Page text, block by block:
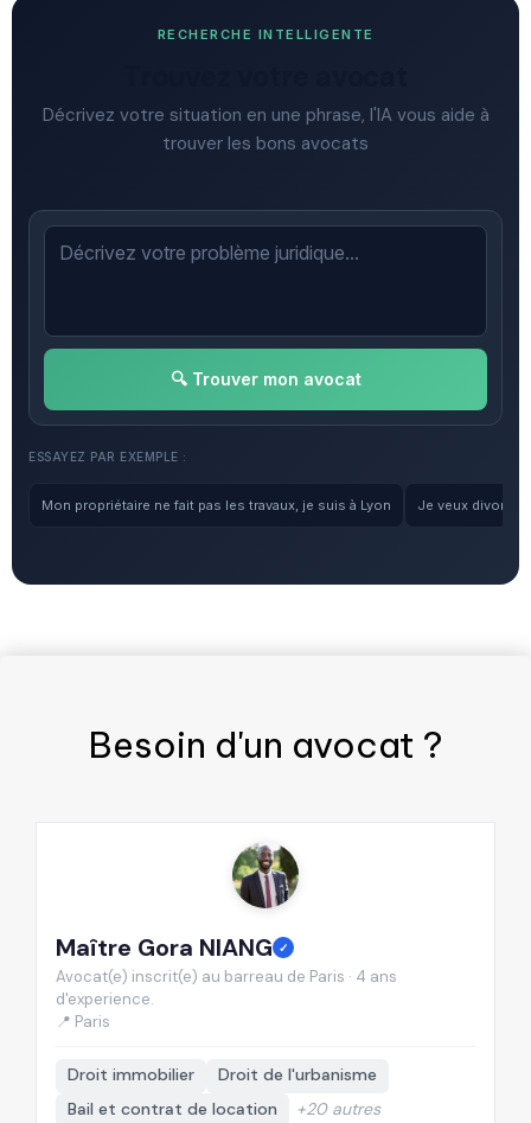
RECHERCHE INTELLIGENTE
Décrivez votre situation en une phrase, l'IA vous aide à
trouver les bons avocats
🔍 Trouver mon avocat
ESSAYEZ PAR EXEMPLE :
Mon propriétaire ne fait pas les travaux, je suis à Lyon Je veux
Besoin d'un avocat ?
Maître Gora NIANG ✓
Avocat(e) inscrit(e) au barreau de Paris · 4 ans
d'experience.
📍 Paris
Droit immobilier
Droit de l'urbanisme
Bail et contrat de location
+20 autres